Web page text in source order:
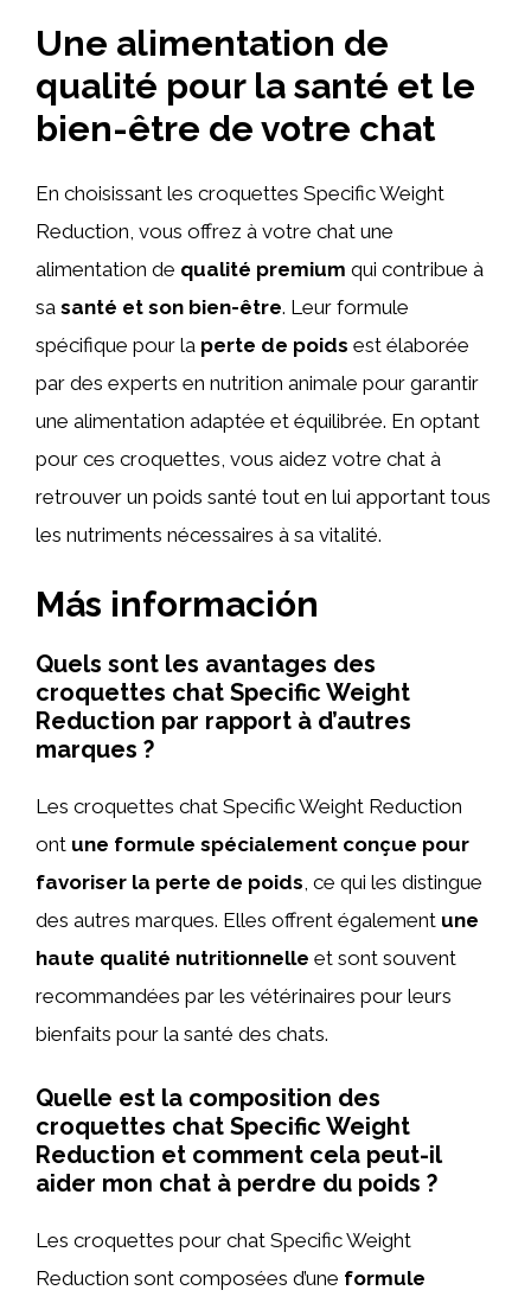
Une alimentation de
qualité pour la santé et le
bien-être de votre chat
En choisissant les croquettes Specific Weight
Reduction, vous offrez à votre chat une
alimentation de qualité premium qui contribue à
sa santé et son bien-être. Leur formule
spécifique pour la perte de poids est élaborée
par des experts en nutrition animale pour garantir
une alimentation adaptée et équilibrée. En optant
pour ces croquettes, vous aidez votre chat à
retrouver un poids santé tout en lui apportant tous
les nutriments nécessaires à sa vitalité.
Más información
Quels sont les avantages des
croquettes chat Specific Weight
Reduction par rapport à d’autres
marques ?
Les croquettes chat Specific Weight Reduction
ont une formule spécialement conçue pour
favoriser la perte de poids, ce qui les distingue
des autres marques. Elles offrent également une
haute qualité nutritionnelle et sont souvent
recommandées par les vétérinaires pour leurs
bienfaits pour la santé des chats.
Quelle est la composition des
croquettes chat Specific Weight
Reduction et comment cela peut-il
aider mon chat à perdre du poids ?
Les croquettes pour chat Specific Weight
Reduction sont composées d’une formule